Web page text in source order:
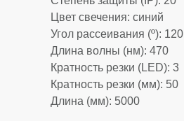
Цвет свечения: синий
Угол рассеивания (º): 120
Длина волны (нм): 470
Кратность резки (LED): 3
Кратность резки (мм): 50
Длина (мм): 5000